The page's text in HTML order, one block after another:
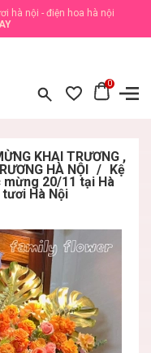
hà nội - điện hoa hà nội
0
KHAI TRƯƠNG ,
HÀ NỘI / Kệ
20/11 tại Hà
Hà Nội